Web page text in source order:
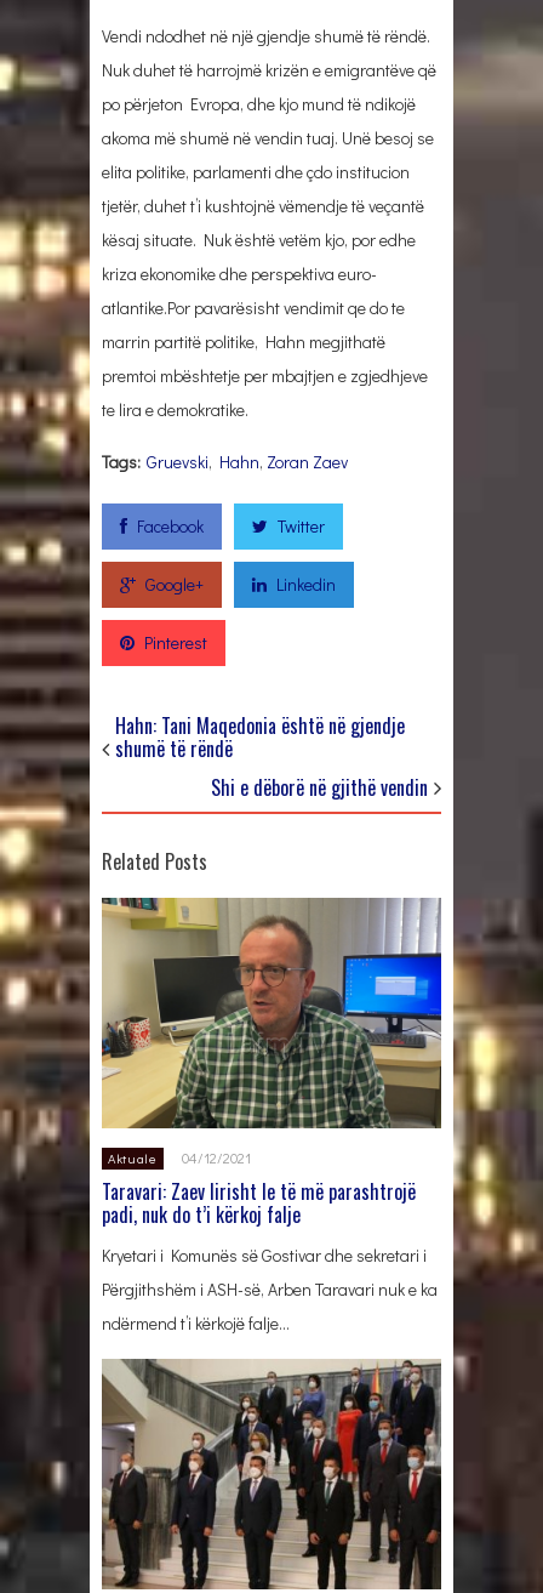
Vendi ndodhet në një gjendje shumë të rëndë.
Nuk duhet të harrojmë krizën e emigrantëve që
po përjeton Evropa, dhe kjo mund të ndikojë
akoma më shumë në vendin tuaj. Unë besoj se
elita politike, parlamenti dhe çdo institucion
tjetër, duhet t’i kushtojnë vëmendje të veçantë
kësaj situate. Nuk është vetëm kjo, por edhe
kriza ekonomike dhe perspektiva euro-
atlantike.Por pavarësisht vendimit qe do te
marrin partitë politike, Hahn megjithatë
premtoi mbështetje per mbajtjen e zgjedhjeve
te lira e demokratike.
Tags: Gruevski, Hahn, Zoran Zaev
Facebook Twitter
Google+ Linkedin
Pinterest
Hahn: Tani Maqedonia është në gjendje
shumë të rëndë
Shi e dëborë në gjithë vendin
Related Posts
Aktuale 04/12/2021
Taravari: Zaev lirisht le të më parashtrojë
padi, nuk do t’i kërkoj falje
Kryetari i Komunës së Gostivar dhe sekretari i
Përgjithshëm i ASH-së, Arben Taravari nuk e ka
ndërmend t’i kërkojë falje…